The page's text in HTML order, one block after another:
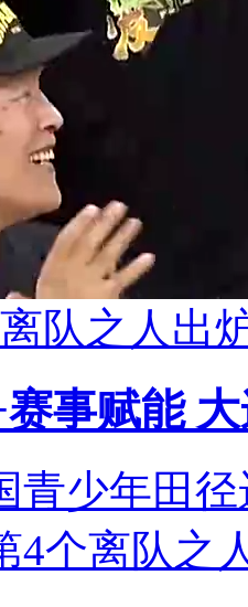
队之人出
事赋能
青少年田
4个离队之